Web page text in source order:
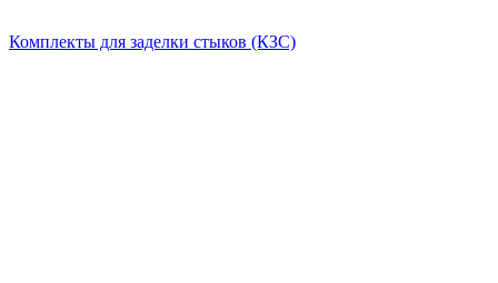
Комплекты для заделки стыков (КЗС)